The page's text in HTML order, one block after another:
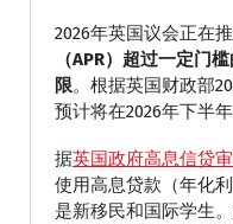
2026年英国议会正在
（APR）超过一定门
限。根据英国财政部
预计将在2026年下半年
据英国政府高息信贷
使用高息贷款（年化
是新移民和国际学生